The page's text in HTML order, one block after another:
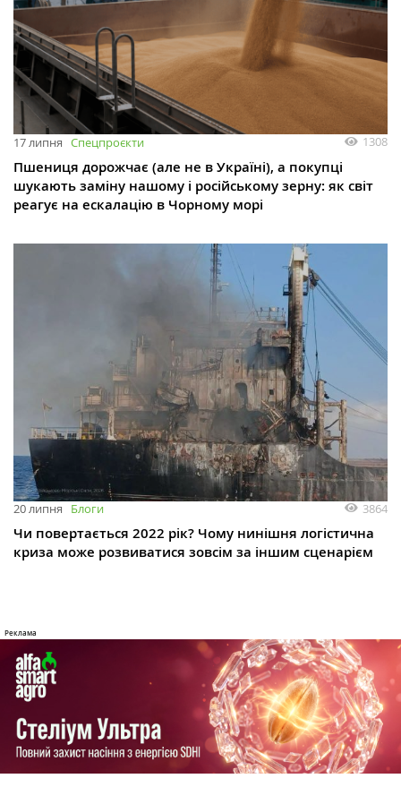
17 липня Спецпроєкти 1308
Пшениця дорожчає (але не в Україні), а покупці
шукають заміну нашому і російському зерну: як світ
реагує на ескалацію в Чорному морі
20 липня Блоги 3864
Чи повертається 2022 рік? Чому нинішня логістична
криза може розвиватися зовсім за іншим сценарієм